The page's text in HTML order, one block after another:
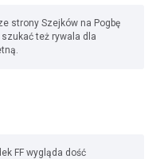
strony Szejków na Pogbę
też rywala dla
FF wygląda dość